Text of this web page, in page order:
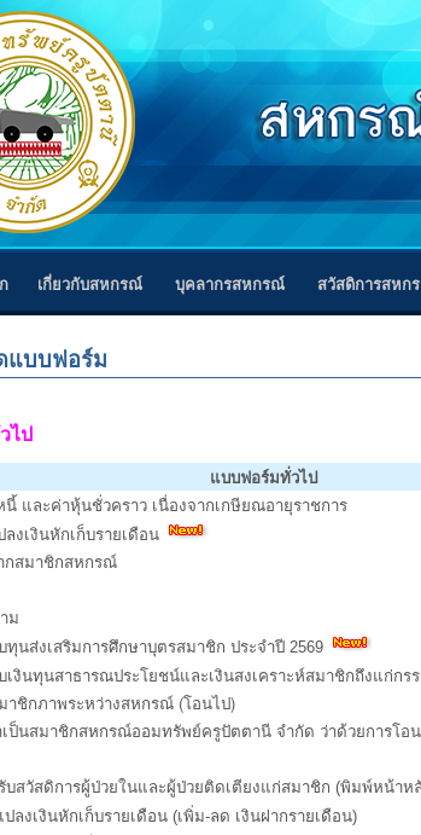
เกี่ยวกับสหกรณ์ บุคลากรสหกรณ์ สวัสดิการสหก
แบบฟอร์ม
ไป
แบบฟอร์มทั่วไป
นี้ และค่าหุ้นชั่วคราว เนื่องจากเกษียณอายุราชการ
งเงินหักเก็บรายเดือน
กสมาชิกสหกรณ์
ม
ทุนส่งเสริมการศึกษาบุตรสมาชิก ประจำปี 2569
งินทุนสาธารณประโยชน์และเงินสงเคราะห์สมาชิกถึงแก่กร
าชิกภาพระหว่างสหกรณ์ (โอนไป)
เป็นสมาชิกสหกรณ์ออมทรัพย์ครูปัตตานี จำกัด ว่าด้วยการโอ
บสวัสดิการผู้ป่วยในและผู้ป่วยติดเตียงแก่สมาชิก (พิมพ์หน้าห
ลงเงินหักเก็บรายเดือน (เพิ่ม-ลด เงินฝากรายเดือน)